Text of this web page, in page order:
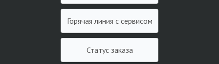
Горячая линия с сервисом
Статус заказа